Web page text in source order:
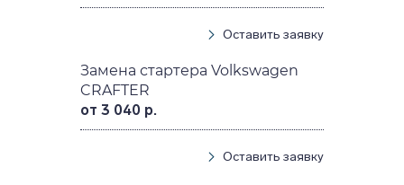
Оставить заявку
Замена стартера Volkswagen
CRAFTER
от 3 040 р.
Оставить заявку